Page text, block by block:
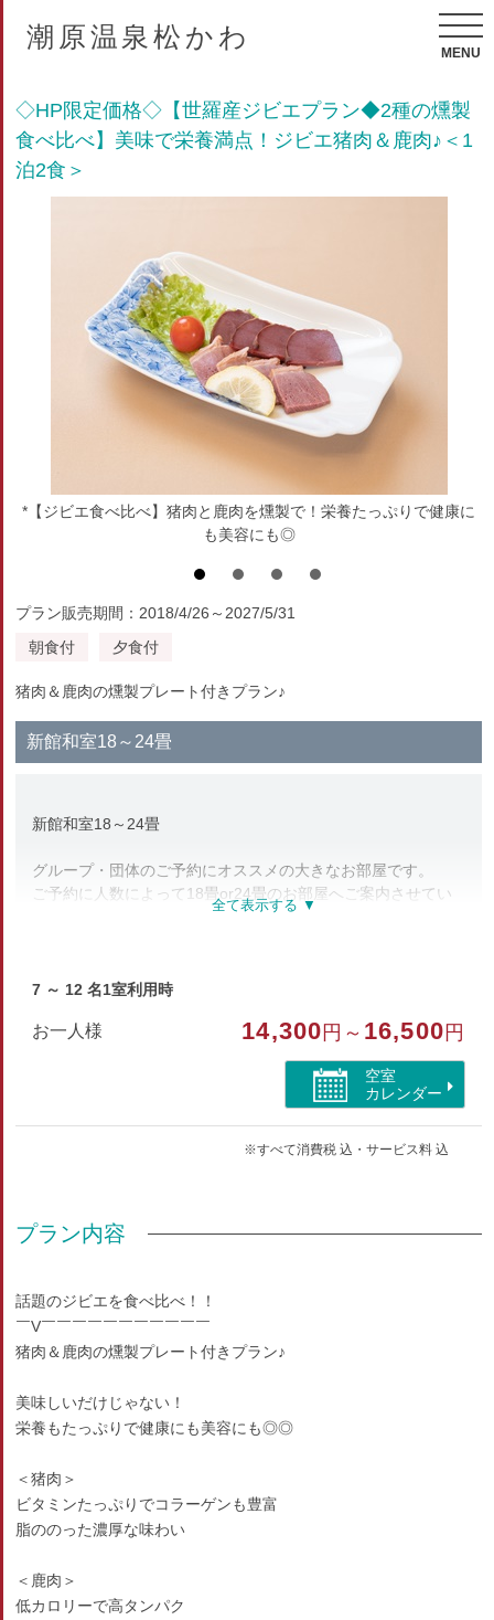
潮原温泉松かわ
MENU
◇HP限定価格◇【世羅産ジビエプラン◆2種の燻製
食べ比べ】美味で栄養満点！ジビエ猪肉＆鹿肉♪＜1
泊2食＞
*【ジビエ食べ比べ】猪肉と鹿肉を燻製で！栄養たっぷりで健康に
も美容にも◎
プラン販売期間：2018/4/26～2027/5/31
朝食付
夕食付
猪肉＆鹿肉の燻製プレート付きプラン♪
新館和室18～24畳
新館和室18～24畳
グループ・団体のご予約にオススメの大きなお部屋です。
ご予約に人数によって18畳or24畳のお部屋へご案内させてい
部屋種別
トイレ/洗浄機付トイレ/山が見える
7 ～ 12 名1室利用時
お一人様 14,300 円～ 16,500 円
空室
カレンダー
※すべて消費税 込・サービス料 込
プラン内容
話題のジビエを食べ比べ！！
￣V￣￣￣￣￣￣￣￣￣￣￣
猪肉＆鹿肉の燻製プレート付きプラン♪
美味しいだけじゃない！
栄養もたっぷりで健康にも美容にも◎◎
＜猪肉＞
ビタミンたっぷりでコラーゲンも豊富
脂ののった濃厚な味わい
＜鹿肉＞
低カロリーで高タンパク